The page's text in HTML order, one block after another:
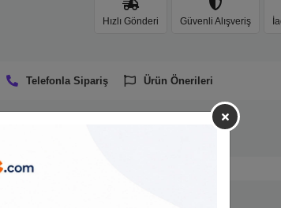
Hızlı Gönderi Güvenli Alışveriş
Telefonla Sipariş Ürün Önerileri